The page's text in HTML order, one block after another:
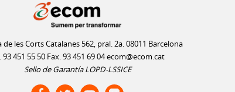
de les Corts Catalanes 562, pral. 2a. 08011 Barcelona
93 451 55 50 Fax. 93 451 69 04ecom@ecom.cat
Sello de Garantía LOPD-LSSICE